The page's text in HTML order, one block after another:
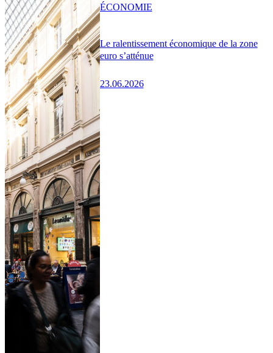
Le ralentissement économique de la zone
euro s’atténue
23.06.2026
ÉCONOMIE